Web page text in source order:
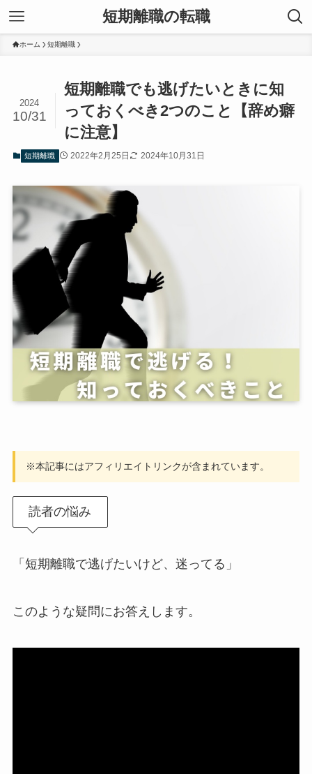
短期離職の転職
ホーム 短期離職
短期離職でも逃げたいときに知
っておくべき2つのこと【辞め癖
に注意】
2024
10/31
短期離職 2022年2月25日 2024年10月31日
※本記事にはアフィリエイトリンクが含まれています。
読者の悩み
「短期離職で逃げたいけど、迷ってる」
このような疑問にお答えします。